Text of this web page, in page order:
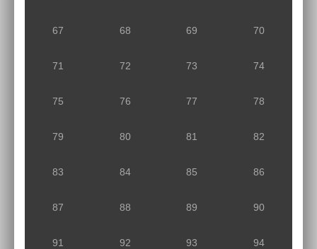
67 68 69 70
71 72 73 74
75 76 77 78
79 80 81 82
83 84 85 86
87 88 89 90
91 92 93 94